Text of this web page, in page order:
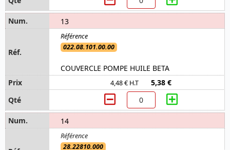
13
022.08.101.00.00
COUVERCLE POMPE HUILE BETA
4,48 € H.T 5,38 €
14
28.22810.000